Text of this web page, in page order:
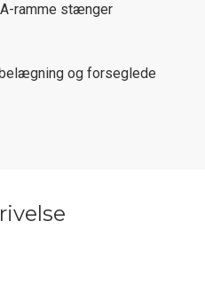
ramme stænger
og forseglede